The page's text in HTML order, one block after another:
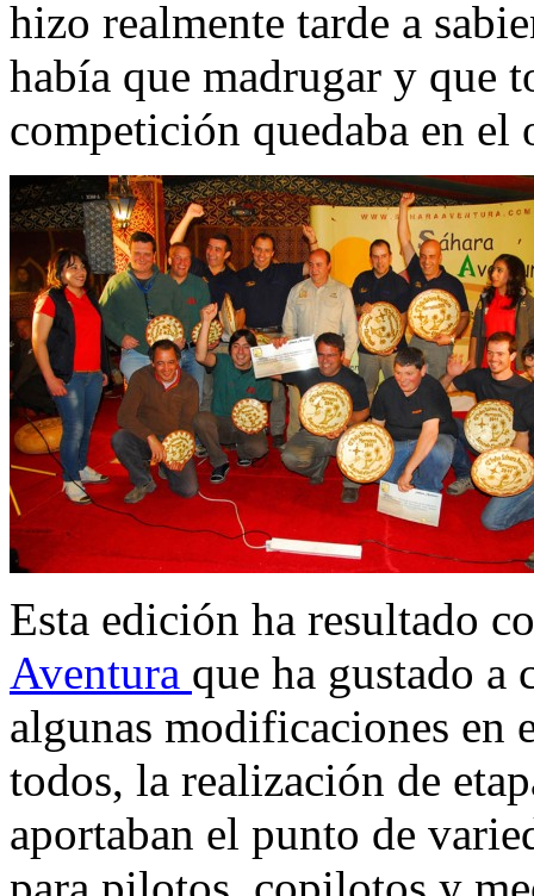
hizo realmente tarde a
había que madrugar y que
competición quedaba en el
Esta edición ha resultado
Aventura que ha gustado a
algunas modificaciones en
todos, la realización de
aportaban el punto de